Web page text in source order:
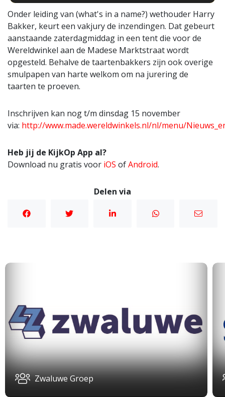
Onder leiding van (what's in a name?) wethouder Harry
Bakker, keurt een vakjury de inzendingen. Dat gebeurt
aanstaande zaterdagmiddag in een tent die voor de
Wereldwinkel aan de Madese Marktstraat wordt
opgesteld. Behalve de taartenbakkers zijn ook overige
smulpapen van harte welkom om na jurering de
taarten te proeven.
Inschrijven kan nog t/m dinsdag 15 november
via: http://www.made.wereldwinkels.nl/nl/menu/
Heb jij de KijkOp App al?
Download nu gratis voor iOS ofAndroid.
Delen via
Zwaluwe Groep